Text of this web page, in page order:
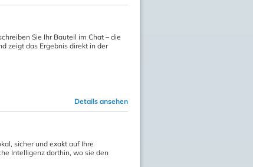
Sie Ihr Bauteil im Chat – die
zeigt das Ergebnis direkt in der
Details ansehen
sicher und exakt auf Ihre
Intelligenz dorthin, wo sie den